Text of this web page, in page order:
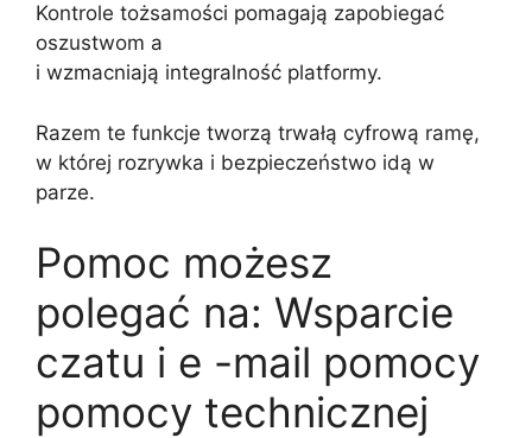
Kontrole tożsamości pomagają zapobiegać
oszustwom a
i wzmacniają integralność platformy.
Razem te funkcje tworzą trwałą cyfrową ramę,
w której rozrywka i bezpieczeństwo idą w
parze.
Pomoc możesz
polegać na: Wsparcie
czatu i e -mail pomocy
pomocy technicznej